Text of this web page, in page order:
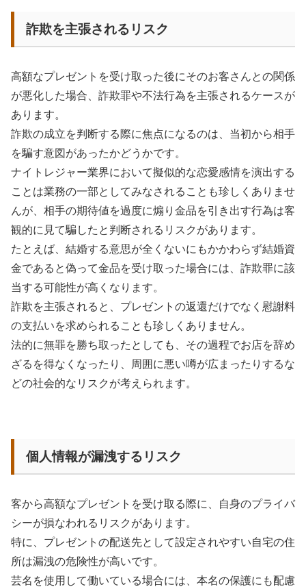
詐欺を主張されるリスク
高額なプレゼントを受け取った後にそのお客さんとの関係
が悪化した場合、詐欺罪や不法行為を主張されるケースが
あります。
詐欺の成立を判断する際に焦点になるのは、当初から相手
を騙す意図があったかどうかです。
ナイトレジャー業界において擬似的な恋愛感情を演出する
ことは業務の一部としてみなされることも珍しくありませ
んが、相手の期待値を過度に煽り金品を引き出す行為は客
観的に見て騙したと判断されるリスクがあります。
たとえば、結婚する意思が全くないにもかかわらず結婚資
金であると偽って金品を受け取った場合には、詐欺罪に該
当する可能性が高くなります。
詐欺を主張されると、プレゼントの返還だけでなく慰謝料
の支払いを求められることも珍しくありません。
法的に無罪を勝ち取ったとしても、その過程でお店を辞め
ざるを得なくなったり、周囲に悪い噂が広まったりするな
どの社会的なリスクが考えられます。
個人情報が漏洩するリスク
客から高額なプレゼントを受け取る際に、自身のプライバ
シーが損なわれるリスクがあります。
特に、プレゼントの配送先として設定されやすい自宅の住
所は漏洩の危険性が高いです。
芸名を使用して働いている場合には、本名の保護にも配慮